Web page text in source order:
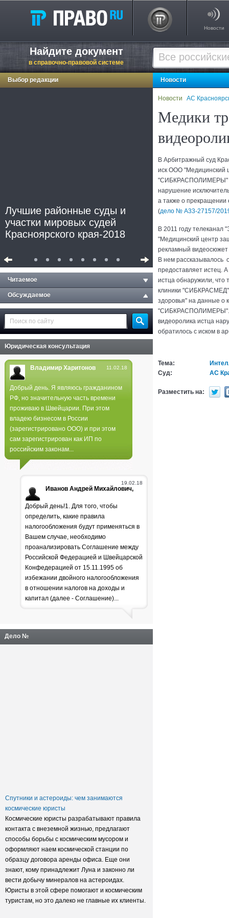
Новости
Найдите документ
в справочно-правовой системе
Выбор редакции
Лучшие районные суды и
участки мировых судей
Красноярского края-2018
Полиция не нашла следов
поджога в лесах края
Генпрокуратура
раскритиковала положение
дел в лесной отрасли
Читаемое
Обсуждаемое
Юридическая консультация
11.02.18
Владимир Харитонов
Добрый день. Я являюсь гражданином
РФ, но значительную часть времени
проживаю в Швейцарии. При этом
владею бизнесом в России
(зарегистрировано ООО) и при этом
сам зарегистрирован как ИП по
российским законам...
19.02.18
Иванов Андрей Михайлович,
Добрый день!1. Для того, чтобы
определить, какие правила
налогообложения будут применяться в
Вашем случае, необходимо
проанализировать Соглашение между
Российской Федерацией и Швейцарской
Конфедерацией от 15.11.1995 об
избежании двойного налогообложения
в отношении налогов на доходы и
капитал (далее - Соглашение)...
Дело №
Спутники и астероиды: чем занимаются
космические юристы
Космические юристы разрабатывают правила
контакта с внеземной жизнью, предлагают
способы борьбы с космическим мусором и
оформляют наем космической станции по
образцу договора аренды офиса. Еще они
знают, кому принадлежит Луна и законно ли
вести добычу минералов на астероидах.
Юристы в этой сфере помогают и космическим
туристам, но это далеко не главные их клиенты.
Новости
Новости АС
Медики
В Арбитражный суд
иск ООО "Медицинский
"СИБКРАСПОЛИМЕРЫ" о
нарушение
а также о прекращении
(дело № А33-27157/
В 2011 году телеканал
"Медицинский центр
рекламный видеосюжет
В нем рассказывалось
предоставляет истец.
истца обнаружили, что
клиники
здоровья" на данные
"СИБКРАСПОЛИМЕРЫ".
видеоролика истца
обратилось с иском в
Тема:
Суд:
АС
Разместить на: